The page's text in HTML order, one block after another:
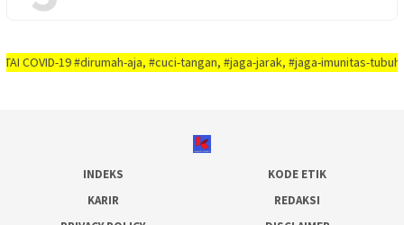
19 #dirumah-aja, #cuci-tangan, #jaga-jarak, #jaga-imunitas-tubuh,
INDEKS
KODE ETIK
KARIR
REDAKSI